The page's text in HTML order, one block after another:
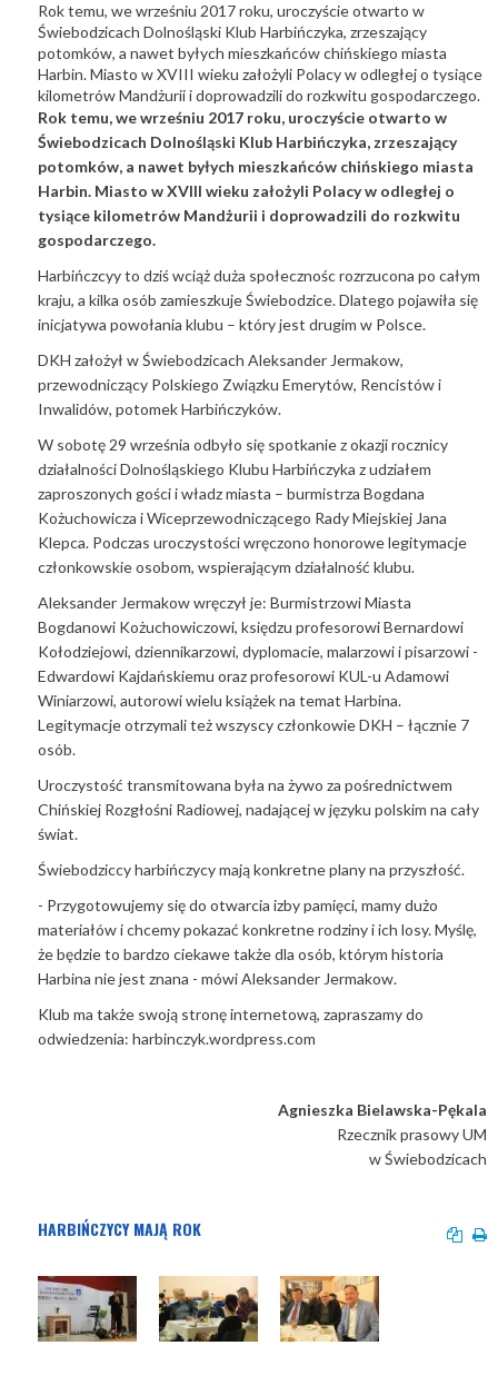
Rok temu, we wrześniu 2017 roku, uroczyście otwarto w
Świebodzicach Dolnośląski Klub Harbińczyka, zrzeszający
potomków, a nawet byłych mieszkańców chińskiego miasta
Harbin. Miasto w XVIII wieku założyli Polacy w odległej o tysiące
kilometrów Mandżurii i doprowadzili do rozkwitu gospodarczego.
Rok temu, we wrześniu 2017 roku, uroczyście otwarto w
Świebodzicach Dolnośląski Klub Harbińczyka, zrzeszający
potomków, a nawet byłych mieszkańców chińskiego miasta
Harbin. Miasto w XVIII wieku założyli Polacy w odległej o
tysiące kilometrów Mandżurii i doprowadzili do rozkwitu
gospodarczego.
Harbińczcyy to dziś wciąż duża społecznośc rozrzucona po całym
kraju, a kilka osób zamieszkuje Świebodzice. Dlatego pojawiła się
inicjatywa powołania klubu – który jest drugim w Polsce.
DKH założył w Świebodzicach Aleksander Jermakow,
przewodniczący Polskiego Związku Emerytów, Rencistów i
Inwalidów, potomek Harbińczyków.
W sobotę 29 września odbyło się spotkanie z okazji rocznicy
działalności Dolnośląskiego Klubu Harbińczyka z udziałem
zaproszonych gości i władz miasta – burmistrza Bogdana
Kożuchowicza i Wiceprzewodniczącego Rady Miejskiej Jana
Klepca. Podczas uroczystości wręczono honorowe legitymacje
członkowskie osobom, wspierającym działalność klubu.
Aleksander Jermakow wręczył je: Burmistrzowi Miasta
Bogdanowi Kożuchowiczowi, księdzu profesorowi Bernardowi
Kołodziejowi, dziennikarzowi, dyplomacie, malarzowi i pisarzowi -
Edwardowi Kajdańskiemu oraz profesorowi KUL-u Adamowi
Winiarzowi, autorowi wielu książek na temat Harbina.
Legitymacje otrzymali też wszyscy członkowie DKH – łącznie 7
osób.
Uroczystość transmitowana była na żywo za pośrednictwem
Chińskiej Rozgłośni Radiowej, nadającej w języku polskim na cały
świat.
Świebodziccy harbińczycy mają konkretne plany na przyszłość.
- Przygotowujemy się do otwarcia izby pamięci, mamy dużo
materiałów i chcemy pokazać konkretne rodziny i ich losy. Myślę,
że będzie to bardzo ciekawe także dla osób, którym historia
Harbina nie jest znana - mówi Aleksander Jermakow.
Klub ma także swoją stronę internetową, zapraszamy do
odwiedzenia: harbinczyk.wordpress.com
Agnieszka Bielawska-Pękala
Rzecznik prasowy UM
w Świebodzicach
HARBIŃCZYCY MAJĄ ROK